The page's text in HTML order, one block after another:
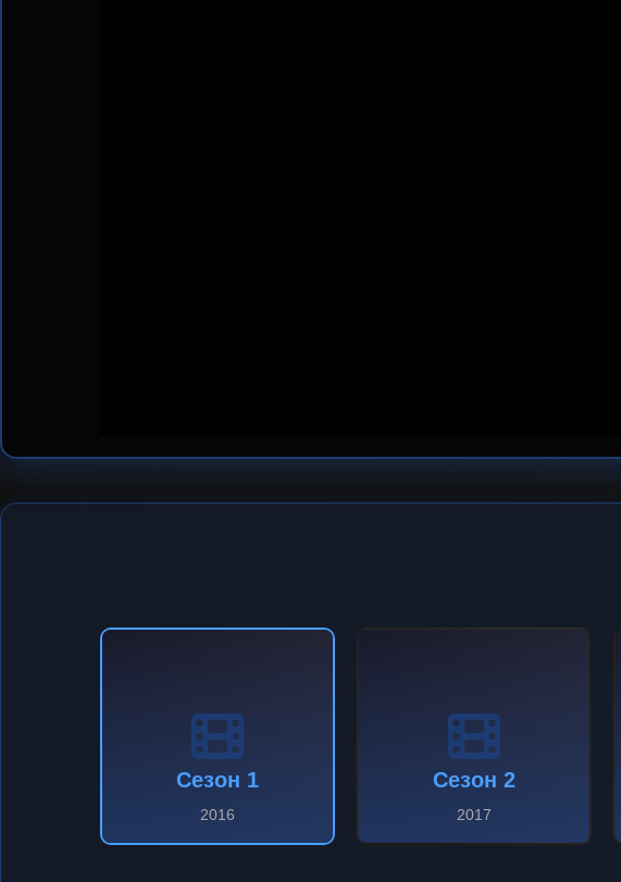
Сезон 1
2016
Сезон 2
2017